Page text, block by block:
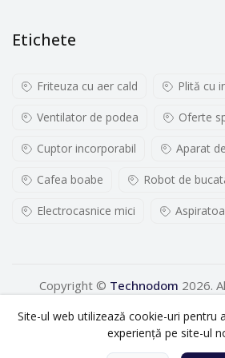
Espressorul cu capsule Nespresso
note aromatice bogate si gust
gustul personal.
Incalzire rapida si presiune
cafea memorabila, asemenea unui
La simpla atingere a unui buton, in
secunde, apa atinge temperatura
Etichete
Friteuza cu aer cald Plită cu
Ventilator de podea Oferte
Cuptor incorporabil Aparat
Cafea boabe Robot de
Electrocasnice mici
Copyright © Technodom 2026.
Site-ul web utilizează cookie-uri pentru
experiență pe site-ul